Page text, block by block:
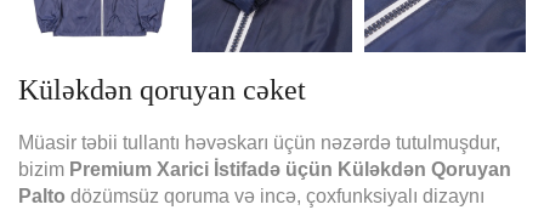
Küləkdən qoruyan cəket
Müasir təbii tullantı həvəskarı üçün nəzərdə tutulmuşdur,
bizim Premium Xarici İstifadə üçün Küləkdən Qoruyan
Palto dözümsüz qoruma və incə, çoxfunksiyalı dizaynı